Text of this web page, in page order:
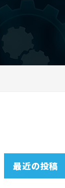
最近の投稿